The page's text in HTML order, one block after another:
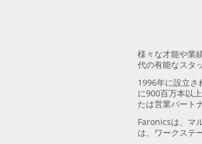
様々な才能や業
代の有能なスタ
1996年に設立さ
に900百万本以
たは営業パート
Faronicsは、マ
は、ワークステ